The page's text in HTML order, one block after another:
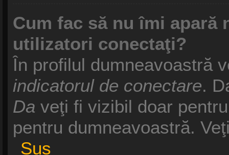
Cum fac să nu îmi
utilizatori conectaţi?
În profilul dumneavoastră
indicatorul de conectare.
Da veţi fi vizibil doar
pentru dumneavoastră.
Sus